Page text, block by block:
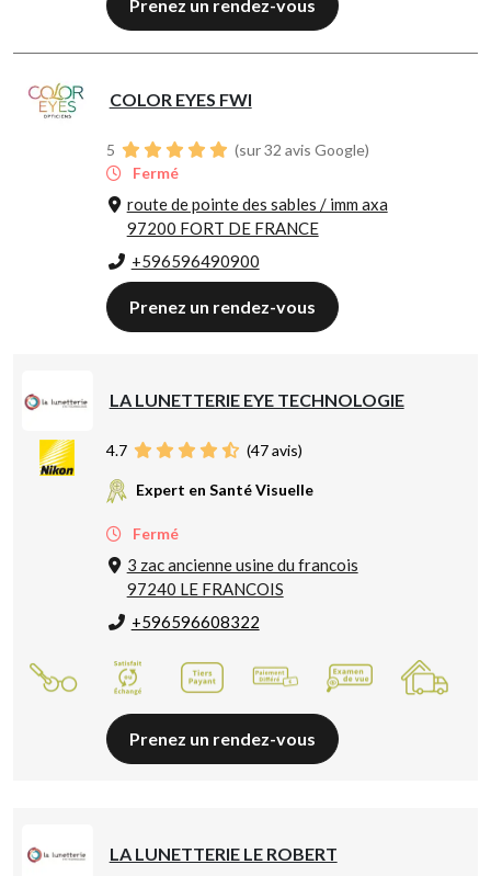
Prenez un rendez-vous
COLOR EYES FWI
5
(sur 32 avis Google)
Fermé
route de pointe des sables / imm axa
97200 FORT DE FRANCE
+596596490900
Prenez un rendez-vous
LA LUNETTERIE EYE TECHNOLOGIE
4.7 (47avis)
Expert en Santé Visuelle
Fermé
3 zac ancienne usine du francois
97240 LE FRANCOIS
+596596608322
Prenez un rendez-vous
LA LUNETTERIE LE ROBERT